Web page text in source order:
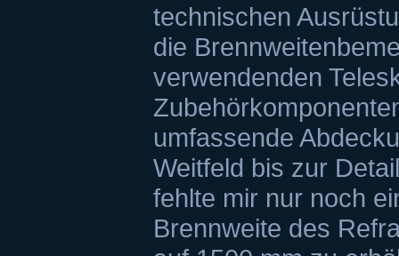
technischen
die
verwendenden
umfassende
Weitfeld bis zur
fehlte mir nur noch
Brennweite des